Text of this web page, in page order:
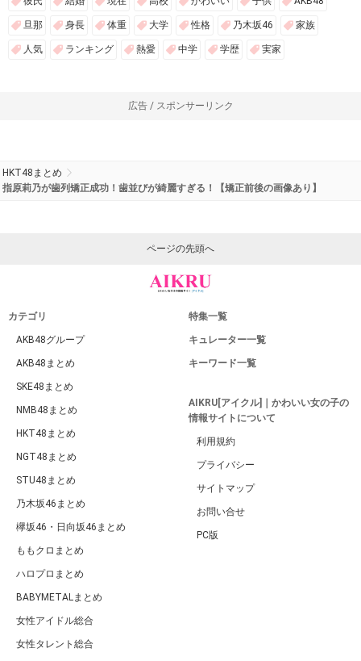
旦那 身長 体重 大学 性格 乃木坂46 家族
人気 ランキング 熱愛 中学 学歴 実家
広告 / スポンサーリンク
HKT48まとめ
指原莉乃が歯列矯正成功！歯並びが綺麗すぎる！【矯正前後の画像あり】
ページの先頭へ
カテゴリ
AKB48グループ
AKB48まとめ
SKE48まとめ
NMB48まとめ
HKT48まとめ
NGT48まとめ
STU48まとめ
乃木坂46まとめ
欅坂46・日向坂46まとめ
ももクロまとめ
ハロプロまとめ
BABYMETALまとめ
女性アイドル総合
女性タレント総合
特集一覧
キュレーター一覧
キーワード一覧
AIKRU[アイクル]｜かわいい女の子の
情報サイトについて
利用規約
プライバシー
サイトマップ
お問い合せ
PC版